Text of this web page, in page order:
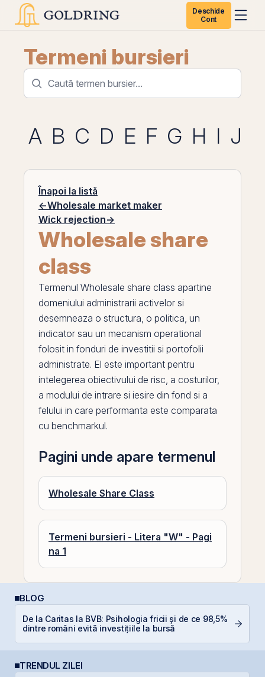
Deschide
Cont
Termeni bursieri
A B C D E F G H I J
Înapoi la listă
←Wholesale market maker
Wick rejection→
Wholesale share
class
Termenul Wholesale share class apartine
domeniului administrarii activelor si
desemneaza o structura, o politica, un
indicator sau un mecanism operational
folosit in fonduri de investitii si portofolii
administrate. El este important pentru
intelegerea obiectivului de risc, a costurilor,
a modului de intrare si iesire din fond si a
felului in care performanta este comparata
cu benchmarkul.
Pagini unde apare termenul
Wholesale Share Class
Termeni bursieri - Litera "W" - Pagi
na 1
BLOG
De la Caritas la BVB: Psihologia fricii și de ce 98,5%
dintre români evită investițiile la bursă
TRENDUL ZILEI